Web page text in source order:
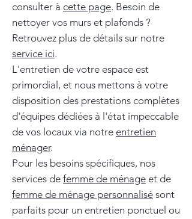
consulter à cette page. Besoin de
nettoyer vos murs et plafonds ?
Retrouvez plus de détails sur notre
service ici.
L'entretien de votre espace est
primordial, et nous mettons à votre
disposition des prestations complètes
d'équipes dédiées à l'état impeccable
de vos locaux via notre entretien
ménager.
Pour les besoins spécifiques, nos
services de femme de ménage et de
femme de ménage personnalisé sont
parfaits pour un entretien ponctuel ou